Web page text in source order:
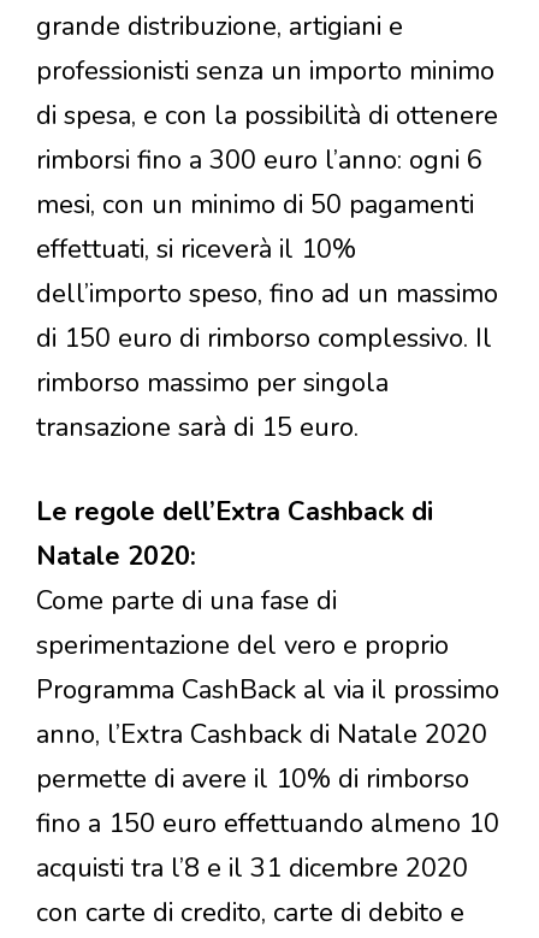
grande distribuzione, artigiani e
professionisti senza un importo minimo
di spesa, e con la possibilità di ottenere
rimborsi fino a 300 euro l’anno: ogni 6
mesi, con un minimo di 50 pagamenti
effettuati, si riceverà il 10%
dell’importo speso, fino ad un massimo
di 150 euro di rimborso complessivo. Il
rimborso massimo per singola
transazione sarà di 15 euro.
Le regole dell’Extra Cashback di
Natale 2020:
Come parte di una fase di
sperimentazione del vero e proprio
Programma CashBack al via il prossimo
anno, l’Extra Cashback di Natale 2020
permette di avere il 10% di rimborso
fino a 150 euro effettuando almeno 10
acquisti tra l’8 e il 31 dicembre 2020
con carte di credito, carte di debito e